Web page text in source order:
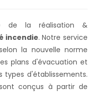
de la réalisation &
incendie. Notre service
la nouvelle norme
plans d'évacuation et
types d'établissements.
conçus à partir de